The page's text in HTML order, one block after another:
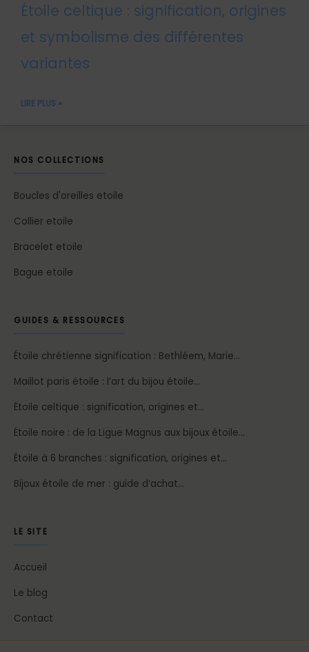
Étoile celtique : signification, origines
et symbolisme des différentes
variantes
LIRE PLUS »
NOS COLLECTIONS
Boucles d'oreilles etoile
Collier etoile
Bracelet etoile
Bague etoile
GUIDES & RESSOURCES
Étoile chrétienne signification : Bethléem, Marie…
Maillot paris étoile : l’art du bijou étoile…
Étoile celtique : signification, origines et…
Étoile noire : de la Ligue Magnus aux bijoux étoile…
Étoile à 6 branches : signification, origines et…
Bijoux étoile de mer : guide d’achat…
LE SITE
Accueil
Le blog
Contact